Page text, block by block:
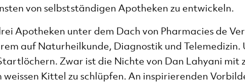
von selbstständigen Apotheken zu entwickeln.
Apotheken unter dem Dach von Pharmacies de
auf Naturheilkunde, Diagnostik und
Zwar ist die Nichte von Dan Lahyani mit
weissen Kittel zu schlüpfen. An inspirierenden